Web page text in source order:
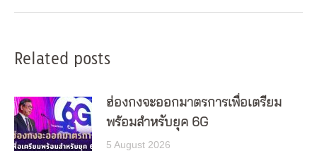
Related posts
ฮ่องกงจะออกมาตรการเพื่อเตรียม
พร้อมสำหรับยุค 6G
5 August 2026